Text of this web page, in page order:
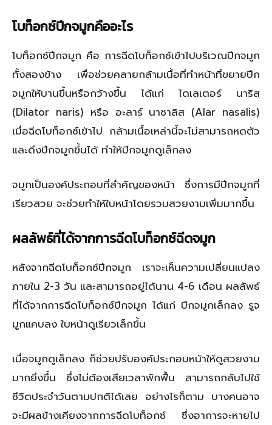
โบท็อกซ์ปีกจมูกคืออะไร
โบท็อกซ์ปีกจมูก คือ การฉีดโบท็อกซ์เข้าไปบริเวณปีกจมูก
ทั้งสองข้าง เพื่อช่วยคลายกล้ามเนื้อที่ทำหน้าที่ขยายปีก
จมูกให้บานขึ้นหรือกว้างขึ้น ได้แก่ ไดเลเตอร์ นาริส
(Dilator naris) หรือ อะลาร์ นาซาลิส (Alar nasalis)
เมื่อฉีดโบท็อกซ์เข้าไป กล้ามเนื้อเหล่านี้จะไม่สามารถหดตัว
และดึงปีกจมูกขึ้นได้ ทำให้ปีกจมูกดูเล็กลง
จมูกเป็นองค์ประกอบที่สำคัญของหน้า ซึ่งการมีปีกจมูกที่
เรียวสวย จะช่วยทำให้ใบหน้าโดยรวมสวยงามเพิ่มมากขึ้น
ผลลัพธ์ที่ได้จากการฉีดโบท็อกซ์ฉีดจมูก
หลังจากฉีดโบท็อกซ์ปีกจมูก เราจะเห็นความเปลี่ยนแปลง
ภายใน 2-3 วัน และสามารถอยู่ได้นาน 4-6 เดือน ผลลัพธ์
ที่ได้จากการฉีดโบท็อกซ์ปีกจมูก ได้แก่ ปีกจมูกเล็กลง รูจ
มูกแคบลงใบหน้าดูเรียวเล็กขึ้น
เมื่อจมูกดูเล็กลง ก็ช่วยปรับองค์ประกอบหน้าให้ดูสวยงาม
มากยิ่งขึ้น ซึ่งไม่ต้องเสียเวลาพักฟื้น สามารถกลับไปใช้
ชีวิตประจำวันตามปกติได้เลย อย่างไรก็ตาม บางคนอาจ
จะมีผลข้างเคียงจากการฉีดโบท็อกซ์ ซึ่งอาการจะหายไป